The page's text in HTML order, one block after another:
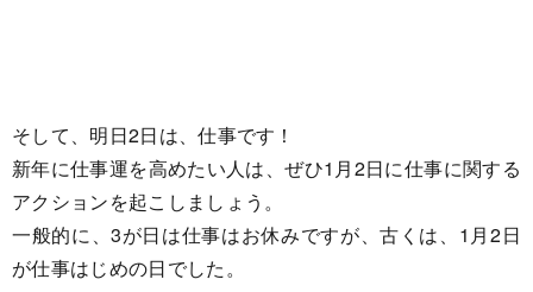
そして、明日2日は、仕事です！
新年に仕事運を高めたい人は、ぜひ1月2日に仕事に関する
アクションを起こしましょう。
一般的に、3が日は仕事はお休みですが、古くは、1月2日
が仕事はじめの日でした。